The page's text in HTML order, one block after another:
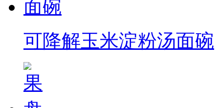
可降解玉米淀粉汤面碗